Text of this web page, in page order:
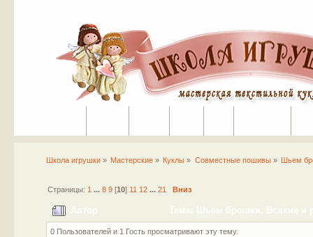
Школа игрушки» Мастерские » Куклы » Совместные пошивы» Шьем
Страницы: 1 ... 8 9[10] 11 12 ... 21 Вниз
Автор Тема: Шьем брошки. Всякие и
0 Пользователей и 1 Гость просматривают эту тему.